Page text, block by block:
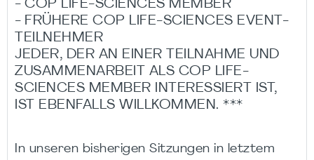
- COP LIFE-SCIENCES MEMBER
- FRÜHERE COP LIFE-SCIENCES EVENT-
TEILNEHMER
JEDER, DER AN EINER TEILNAHME UND
ZUSAMMENARBEIT ALS COP LIFE-
SCIENCES MEMBER INTERESSIERT IST,
IST EBENFALLS WILLKOMMEN. ***
In unseren bisherigen Sitzungen in letztem